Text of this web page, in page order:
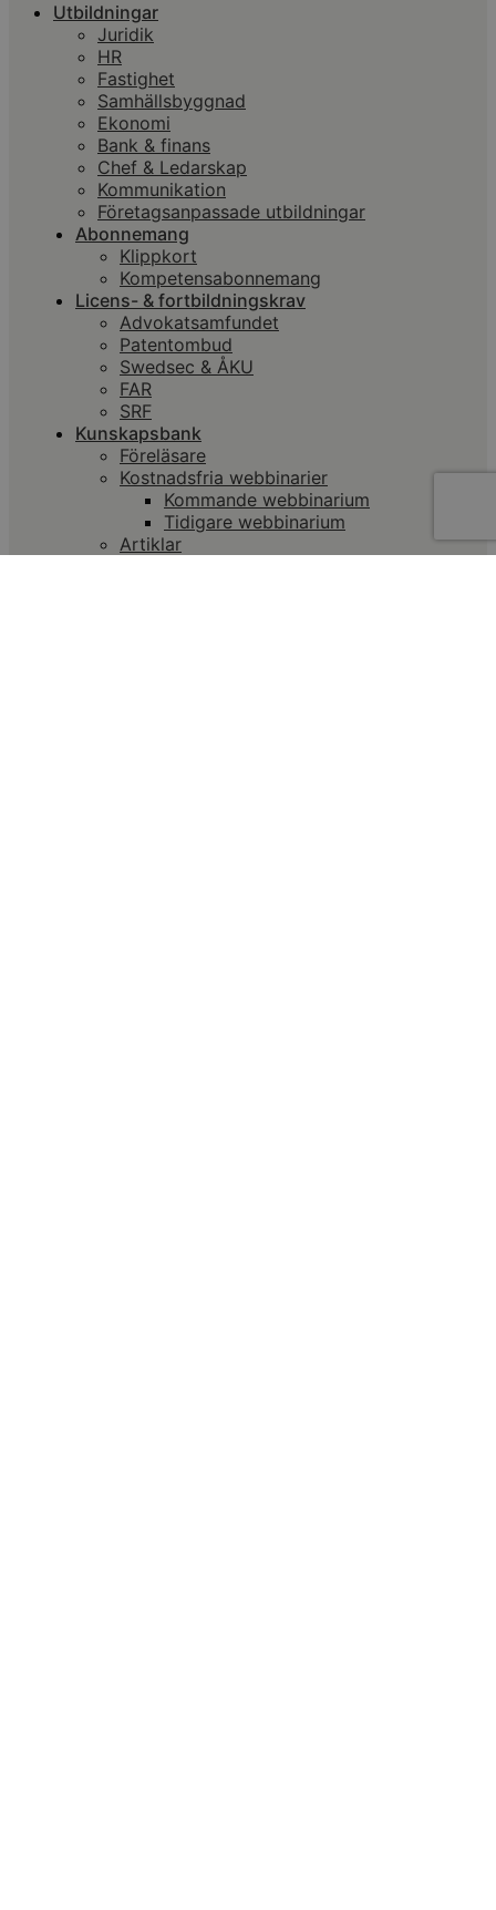
Utbildningar
Juridik
HR
Fastighet
Samhällsbyggnad
Ekonomi
Bank & finans
Chef & Ledarskap
Kommunikation
Företagsanpassade utbildningar
Abonnemang
Klippkort
Kompetensabonnemang
Licens- & fortbildningskrav
Advokatsamfundet
Patentombud
Swedsec & ÅKU
FAR
SRF
Kunskapsbank
Föreläsare
Kostnadsfria webbinarier
Kommande webbinarium
Tidigare webbinarium
Artiklar